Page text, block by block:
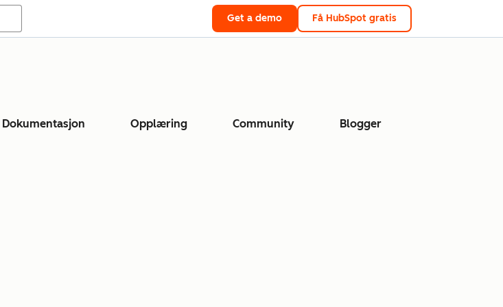
Get a demo Få HubSpot gratis
Dokumentasjon Opplæring Community Blogger